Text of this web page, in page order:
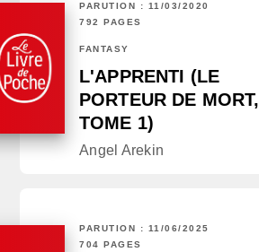
PARUTION : 11/03/2020
792 PAGES
FANTASY
L'APPRENTI (LE
PORTEUR DE MORT,
TOME 1)
Angel Arekin
PARUTION : 11/06/2025
704 PAGES